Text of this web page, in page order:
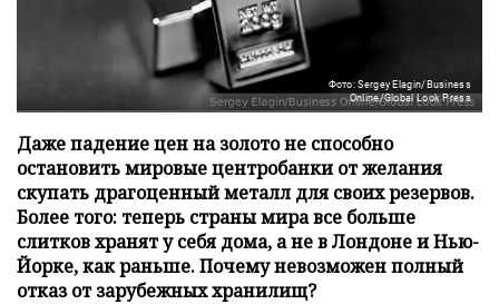
Фото: Sergey Elagin/Business
Online/Global Look Press
Даже падение цен на золото не способно
остановить мировые центробанки от желания
скупать драгоценный металл для своих резервов.
Более того: теперь страны мира все больше
слитков хранят у себя дома, а не в Лондоне и Нью-
Йорке, как раньше. Почему невозможен полный
отказ от зарубежных хранилищ?